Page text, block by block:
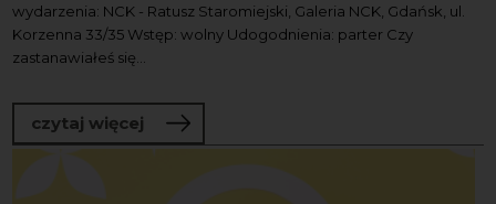
wydarzenia: NCK - Ratusz Staromiejski, Galeria NCK, Gdańsk, ul.
Korzenna 33/35 Wstęp: wolny Udogodnienia: parter Czy
zastanawiałeś się...
czytaj więcej o Bałtyckie Rewizje Soniczne |